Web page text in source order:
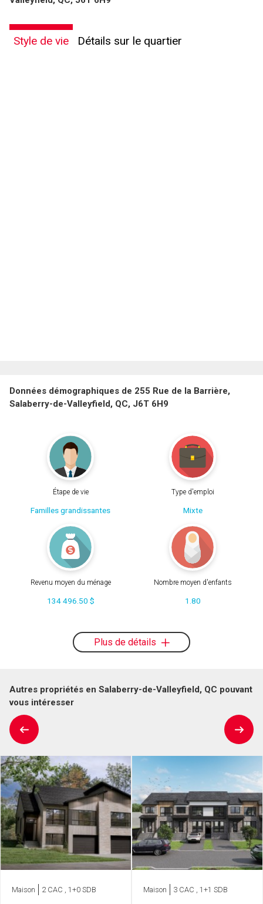
Style de vie Détails sur le quartier
Données démographiques de 255 Rue de la Barrière,
Salaberry-de-Valleyfield, QC, J6T 6H9
Étape de vie
Familles grandissantes
Type d'emploi
Mixte
Revenu moyen du ménage
134 496.50 $
Nombre moyen d'enfants
1.80
Plus de détails
Autres propriétés en Salaberry-de-Valleyfield, QC pouvant
vous intéresser
Maison 2 CAC , 1+0 SDB Maison 3 CAC , 1+1 SDB